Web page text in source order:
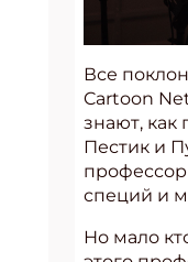
Все
Cartoon
знают, как
Пестик и
профессор
специй и
Но мало